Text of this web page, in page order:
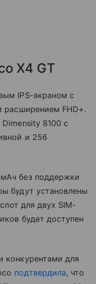
X4 GT
IPS-экраном с
расширением FHD+.
8100 с
и 256
без поддержки
будут установлены
для двух SIM-
будет доступен
конкурентами для
подтвердила, что